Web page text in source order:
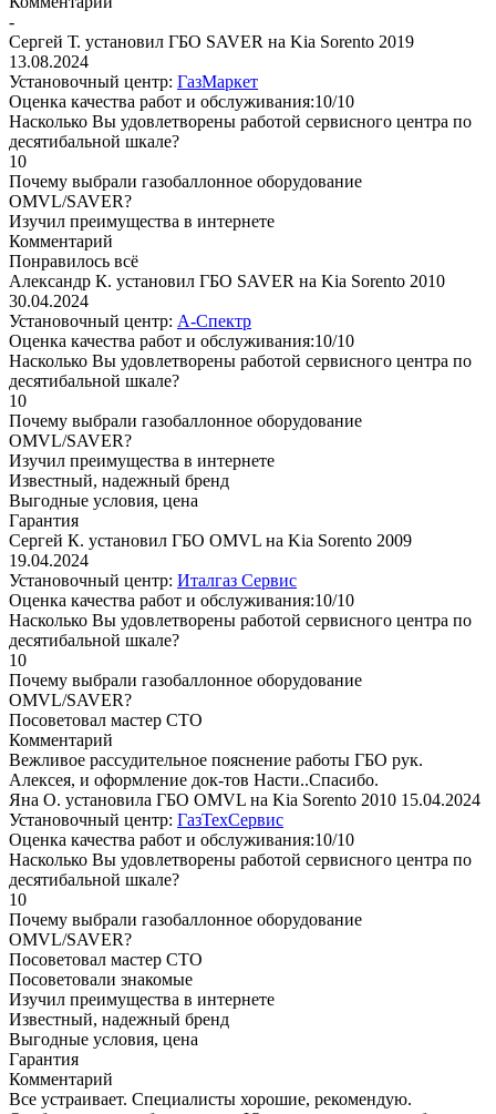
-
Сергей Т. установил ГБО SAVER на Kia Sorento 2019
13.08.2024
Установочный центр: ГазМаркет
Оценка качества работ и обслуживания:10/10
Насколько Вы удовлетворены работой сервисного центра по
десятибальной шкале?
10
Почему выбрали газобаллонное оборудование
OMVL/SAVER?
Изучил преимущества в интернете
Комментарий
Понравилось всё
Александр К. установил ГБО SAVER на Kia Sorento 2010
30.04.2024
Установочный центр: А-Спектр
Оценка качества работ и обслуживания:10/10
Насколько Вы удовлетворены работой сервисного центра по
десятибальной шкале?
10
Почему выбрали газобаллонное оборудование
OMVL/SAVER?
Изучил преимущества в интернете
Известный, надежный бренд
Выгодные условия, цена
Гарантия
Сергей К. установил ГБО OMVL на Kia Sorento 2009
19.04.2024
Установочный центр: Италгаз Сервис
Оценка качества работ и обслуживания:10/10
Насколько Вы удовлетворены работой сервисного центра по
десятибальной шкале?
10
Почему выбрали газобаллонное оборудование
OMVL/SAVER?
Посоветовал мастер СТО
Комментарий
Вежливое рассудительное пояснение работы ГБО рук.
Алексея, и оформление док-тов Насти..Спасибо.
Яна О. установила ГБО OMVL на Kia Sorento 2010 15.04.2024
Установочный центр: ГазТехСервис
Оценка качества работ и обслуживания:10/10
Насколько Вы удовлетворены работой сервисного центра по
десятибальной шкале?
10
Почему выбрали газобаллонное оборудование
OMVL/SAVER?
Посоветовал мастер СТО
Посоветовали знакомые
Изучил преимущества в интернете
Известный, надежный бренд
Выгодные условия, цена
Гарантия
Комментарий
Все устраивает. Специалисты хорошие, рекомендую.